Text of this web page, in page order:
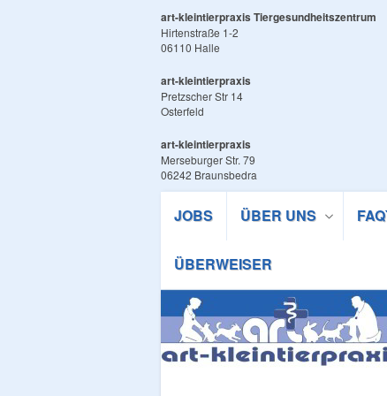
art-kleintierpraxis Tiergesundheitszentrum
Hirtenstraße 1-2
06110 Halle
art-kleintierpraxis
Pretzscher Str 14
Osterfeld
art-kleintierpraxis
Merseburger Str. 79
06242 Braunsbedra
JOBS ÜBER UNS
ÜBERWEISER